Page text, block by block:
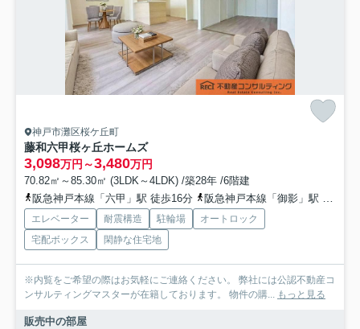
神戸市灘区桜ケ丘町
藤和六甲桜ヶ丘ホームズ
3,098万円～3,480万円
70.82㎡～85.30㎡ (3LDK～4LDK) /築28年 /6階建
阪急神戸本線「六甲」駅 徒歩16分
阪急神戸本線「御影」駅 徒歩19分
エレベーター 耐震構造 駐輪場
オートロック
宅配ボックス
閑静な住宅地
※内覧をご希望の際はお気軽にご連絡ください。 弊社には公認不動産コ
ンサルティングマスターが在籍しております。 物件の購...
もっと見る
販売中の部屋